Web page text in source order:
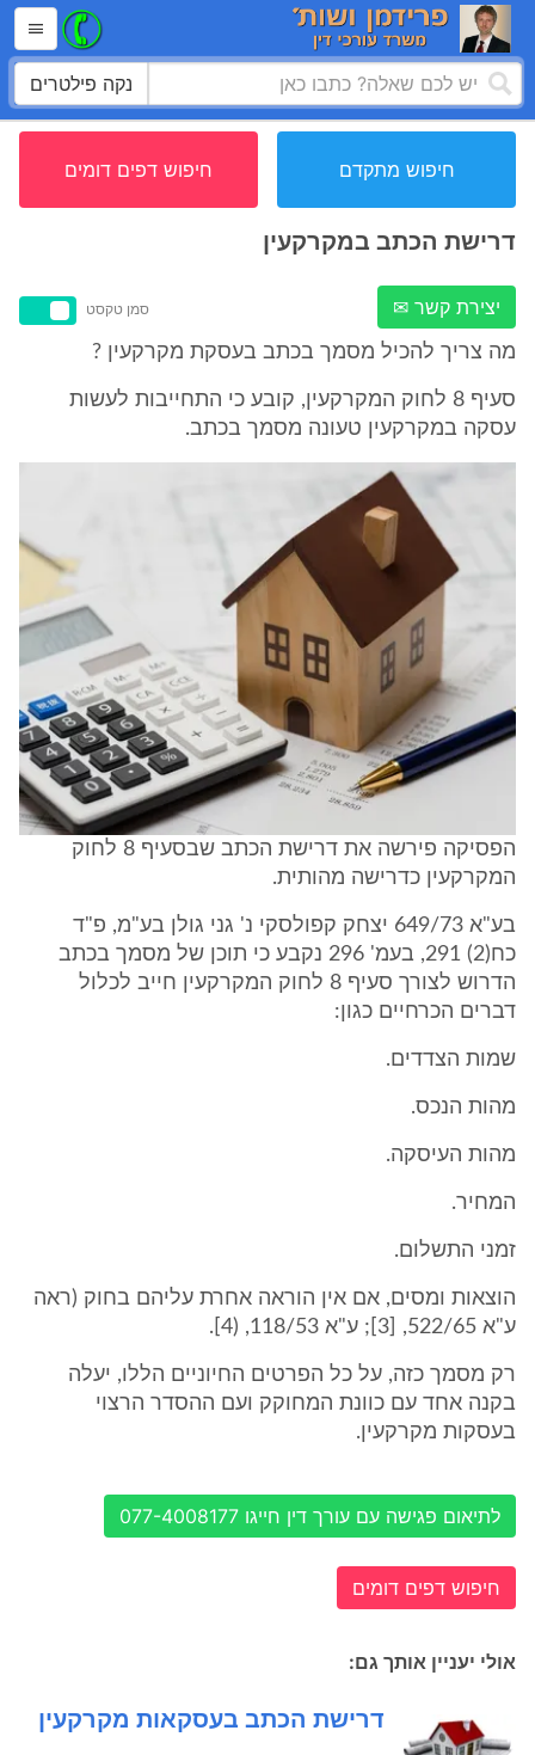
נקה פילטרים
חיפוש מתקדם חיפוש דפים דומים
דרישת הכתב במקרקעין
יצירת קשר ✉ סמן טקסט
מה צריך להכיל מסמך בכתב בעסקת מקרקעין ?
סעיף 8 לחוק המקרקעין, קובע כי התחייבות לעשות
עסקה במקרקעין טעונה מסמך בכתב.
הפסיקה פירשה את דרישת הכתב שבסעיף 8 לחוק
המקרקעין כדרישה מהותית.
בע"א 649/73 יצחק קפולסקי נ' גני גולן בע"מ, פ"ד
כח(2) 291, בעמ' 296 נקבע כי תוכן של מסמך בכתב
הדרוש לצורך סעיף 8 לחוק המקרקעין חייב לכלול
דברים הכרחיים כגון:
שמות הצדדים.
מהות הנכס.
מהות העיסקה.
המחיר.
זמני התשלום.
הוצאות ומסים, אם אין הוראה אחרת עליהם בחוק (ראה
ע"א 522/65, [3]; ע"א 118/53, (4].
רק מסמך כזה, על כל הפרטים החיוניים הללו, יעלה
בקנה אחד עם כוונת המחוקק ועם ההסדר הרצוי
בעסקות מקרקעין.
לתיאום פגישה עם עורך דין חייגו 077-4008177
חיפוש דפים דומים
אולי יעניין אותך גם:
דרישת הכתב בעסקאות מקרקעין